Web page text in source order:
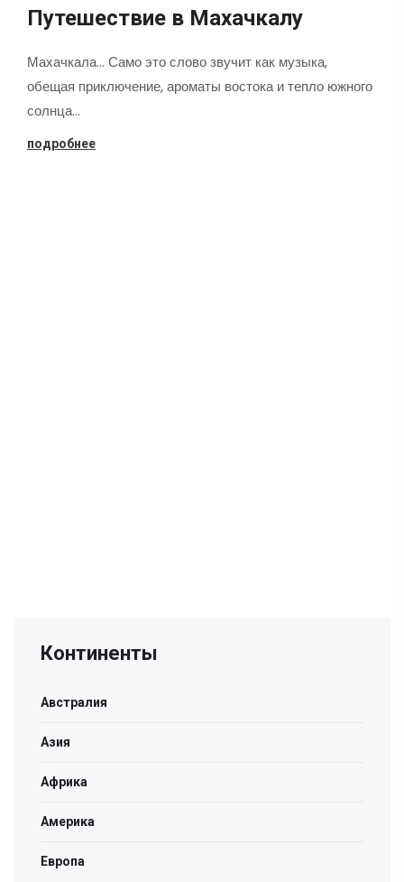
Путешествие в Махачкалу
Махачкала... Само это слово звучит как музыка,
обещая приключение, ароматы востока и тепло южного
солнца…
подробнее
Континенты
Австралия
Азия
Африка
Америка
Европа